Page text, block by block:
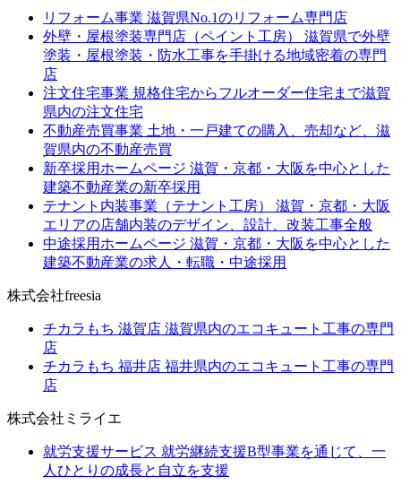
リフォーム事業 滋賀県No.1のリフォーム専門店
外壁・屋根塗装専門店（ペイント工房）
滋賀県で外壁
塗装・屋根塗装・防水工事を手掛ける地域密着の専門
店
注文住宅事業 規格住宅からフルオーダー住宅まで滋賀
県内の注文住宅
不動産売買事業 土地・一戸建ての購入、売却など、滋
賀県内の不動産売買
新卒採用ホームページ 滋賀・京都・大阪を中心とした
建築不動産業の新卒採用
テナント内装事業（テナント工房）
滋賀・京都・大阪
エリアの店舗内装のデザイン、設計、改装工事全般
中途採用ホームページ 滋賀・京都・大阪を中心とした
建築不動産業の求人・転職・中途採用
株式会社freesia
チカラもち 滋賀店 滋賀県内のエコキュート工事の専門
店
チカラもち 福井店 福井県内のエコキュート工事の専門
店
株式会社ミライエ
就労支援サービス 就労継続支援B型事業を通じて、一
人ひとりの成長と自立を支援